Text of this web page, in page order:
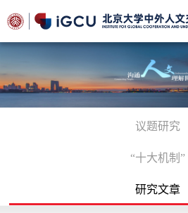
议题研究
“十大机制”
研究文章